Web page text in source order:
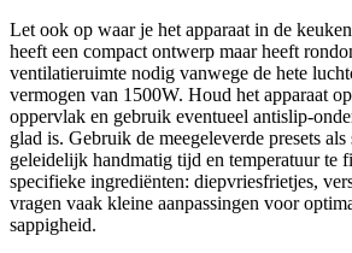
Let ook op waar je het apparaat in de
heeft een compact ontwerp maar heeft
ventilatieruimte nodig vanwege de hete
vermogen van 1500W. Houd het apparaat
oppervlak en gebruik eventueel antislip-
glad is. Gebruik de meegeleverde presets
geleidelijk handmatig tijd en temperatuur te
specifieke ingrediënten: diepvriesfrietjes,
vragen vaak kleine aanpassingen voor
sappigheid.